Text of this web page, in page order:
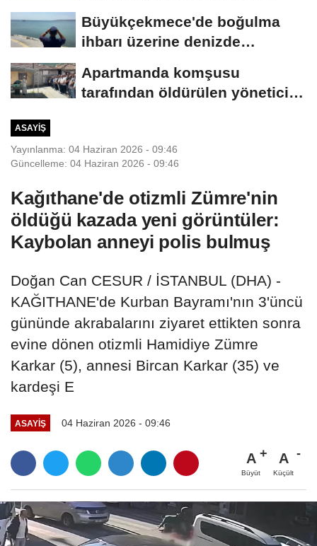
Büyükçekmece'de boğulma
ihbarı üzerine denizde
Apartmanda komşusu
tarafından öldürülen yönetici
ASAYIŞ
Yayınlanma: 04 Haziran 2026 - 09:46
Güncelleme: 04 Haziran 2026 - 09:46
Kağıthane'de otizmli Zümre'nin
öldüğü kazada yeni görüntüler:
Kaybolan anneyi polis bulmuş
Doğan Can CESUR / İSTANBUL (DHA) -
KAĞITHANE'de Kurban Bayramı'nın 3'üncü
gününde akrabalarını ziyaret ettikten sonra
evine dönen otizmli Hamidiye Zümre
Karkar (5), annesi Bircan Karkar (35) ve
kardeşi E
ASAYIŞ 04 Haziran 2026 - 09:46
A
Büyüt
A
Küçült